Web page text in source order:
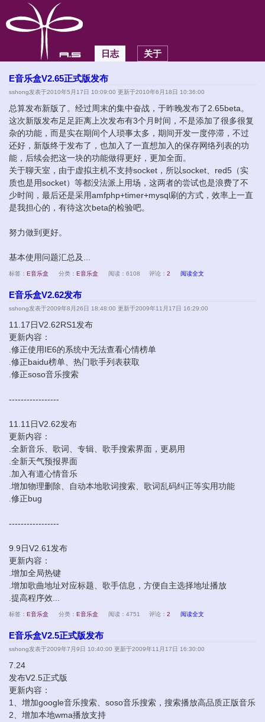
日志 关于
E音乐盒V2.65正式版发布
sshong发表于2010年5月17日 10:09:00 更新于2010年6月18日 10:36:00
总算发布新版了。经过周末的集中奋战，于昨晚发布了2.65beta。
这次新版发布足足距离上次发布有3个月时间，不是添加了很多很复
杂的功能，而是实在期间个人琐事太多，期间开发一度停滞，不过
还好，新版终于发布了，也加入了一直想加入的保存网络列表的功
能，后续会把这一块的功能做得更好，更加全面。
关于聊天室，由于虚拟主机不支持socket，所以socket、red5（实
质也是用socket）等都没法派上用场，这两者的尝试也是浪费了不
少时间，最后还是采用amfphp+timer+mysql刷的方式，效率上一直
是我担心的，有待这次beta的检验吧。
努力做到更好。
基本使用问题汇总及...
标签： E音乐盒 分类： E音乐盒 阅读：6108 评论： 2 阅读全文
E音乐盒V2.62发布
sshong发表于2009年8月26日 18:48:00 更新于2009年11月17日 16:29:00
11.17日V2.62RS1发布
更新内容：
.修正使用IE6的系统中无法查看心情榜单
.修正baidu榜单、热门歌手列表获取
.修正soso音乐搜索
-----------------
11.11日V2.62发布
更新内容：
.全新音乐、歌词、专辑、歌手搜索界面，更易用
.全新天气预报界面
.加入有道心情音乐
.增加物理删除、自动本地歌词搜索、歌词乱码纠正等实用功能
.修正bug
-----------------
9.9日V2.61发布
更新内容：
.增加全局热键
.增加歌曲地址对应标题、歌手信息，方便自主选择地址播放
.提高程序效...
标签： E音乐盒 分类： E音乐盒 阅读：4751 评论： 2 阅读全文
E音乐盒V2.5正式版发布
sshong发表于2009年7月9日 10:40:00 更新于2009年11月17日 16:30:00
7.24
发布V2.5正式版
更新内容：
1、增加google音乐搜索、soso音乐搜索，搜索播放高品质正版音乐
2、增加本地wma播放支持